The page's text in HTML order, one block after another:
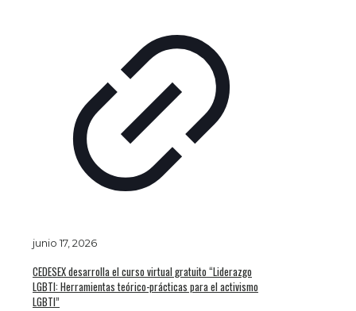
junio 17, 2026
CEDESEX desarrolla el curso virtual gratuito “Liderazgo
LGBTI: Herramientas teórico-prácticas para el activismo
LGBTI”